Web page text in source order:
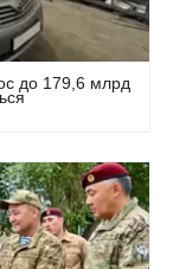
до 179,6 млрд